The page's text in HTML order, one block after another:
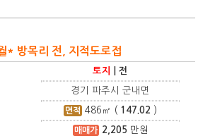
* 방목리 전, 지적도로접
토지 |전
경기 파주시 군내면
면적 486 ㎡ ( 147.02 )
매매가 2,205 만원